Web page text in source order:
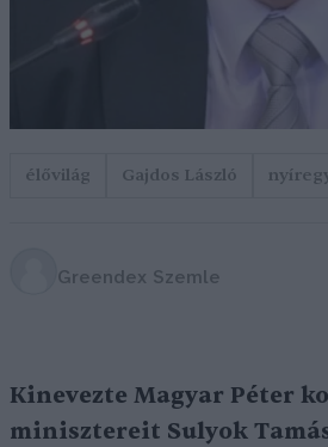
élővilág Gajdos László
Greendex Szemle
Kinevezte Magyar Péter
minisztereit Sulyok